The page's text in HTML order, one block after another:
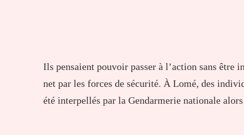
Ils pensaient pouvoir passer à l’action sans
net par les forces de sécurité. À Lomé, des
été interpellés par la Gendarmerie nationale